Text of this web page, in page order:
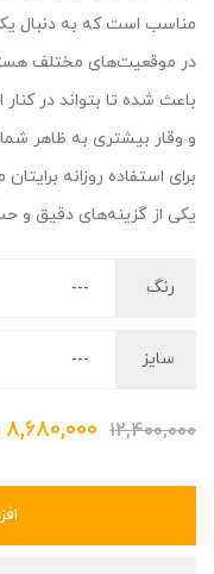
مناسب است که به دنبال
در موقعیت‌های مختلف
باعث شده تا بتواند در
و وقار بیشتری به ظاهر
برای استفاده روزانه
یکی از گزینه‌های دقیق و
رنگ
سایز
12,400,000
8,680,000